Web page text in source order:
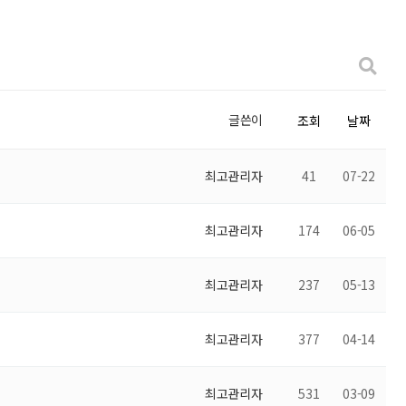
글쓴이 조회 날짜
최고관리자 41 07-22
최고관리자 174 06-05
최고관리자 237 05-13
최고관리자 377 04-14
최고관리자 531 03-09